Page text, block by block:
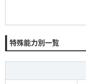
特殊能力別一覧